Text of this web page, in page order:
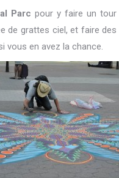
Parc pour y faire un tour
de grattes ciel, et faire
vous en avez la chance.